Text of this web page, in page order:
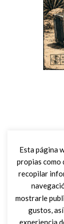
Esta página
propias como
recopilar
mostrarle
gustos,
experiencia